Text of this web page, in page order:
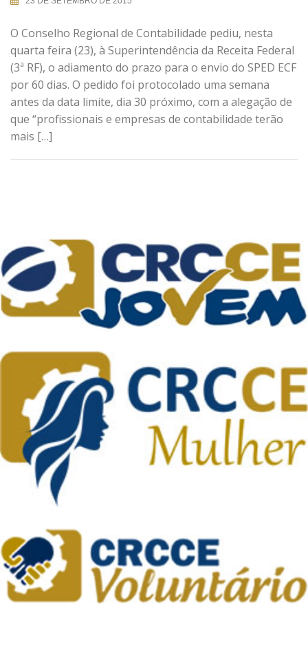
O Conselho Regional de Contabilidade pediu, nesta
quarta feira (23), à Superintendência da Receita Federal
(3ª RF), o adiamento do prazo para o envio do SPED ECF
por 60 dias. O pedido foi protocolado uma semana
antes da data limite, dia 30 próximo, com a alegação de
que “profissionais e empresas de contabilidade terão
mais […]